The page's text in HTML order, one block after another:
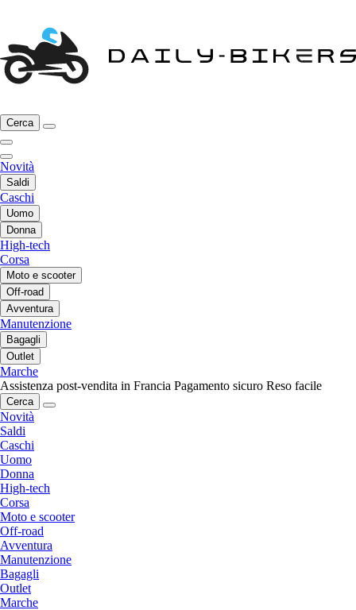
Cerca
Novità
Saldi
Caschi
Uomo
Donna
High-tech
Corsa
Moto e scooter
Off-road
Avventura
Manutenzione
Bagagli
Outlet
Marche
Assistenza post-vendita in Francia Pagamento sicuro Reso facile
Cerca
Novità
Saldi
Caschi
Uomo
Donna
High-tech
Corsa
Moto e scooter
Off-road
Avventura
Manutenzione
Bagagli
Outlet
Marche